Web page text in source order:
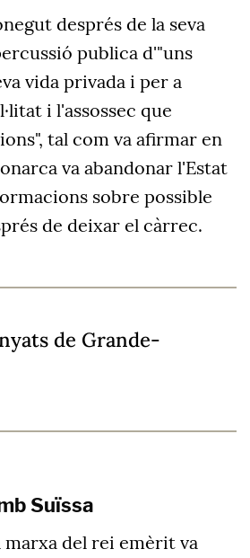
després de la seva
publica d'"uns
vida privada i per a
i l'assossec que
tal com va afirmar en
va abandonar l'Estat
sobre possible
de deixar el càrrec.
de Grande-
Suïssa
marxa del rei emèrit va